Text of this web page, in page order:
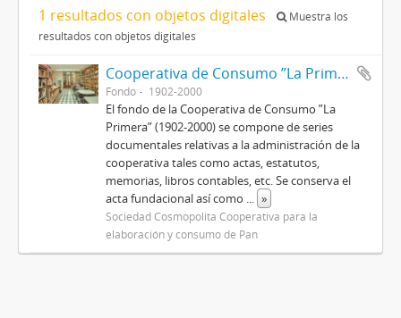
1 resultados con objetos digitales
Muestra los
resultados con objetos digitales
Cooperativa de Consumo ”La Primera”
Fondo 1902-2000
El fondo de la Cooperativa de Consumo ”La
Primera” (1902-2000) se compone de series
documentales relativas a la administración de la
cooperativa tales como actas, estatutos,
memorias, libros contables, etc. Se conserva el
acta fundacional así como ... »
Sociedad Cosmopolita Cooperativa para la
elaboración y consumo de Pan